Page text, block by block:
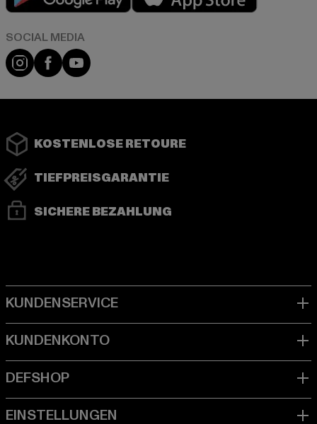
Instagram
FacebookYouTube
KOSTENLOSE RETOURE
TIEFPREISGARANTIE
SICHERE BEZAHLUNG